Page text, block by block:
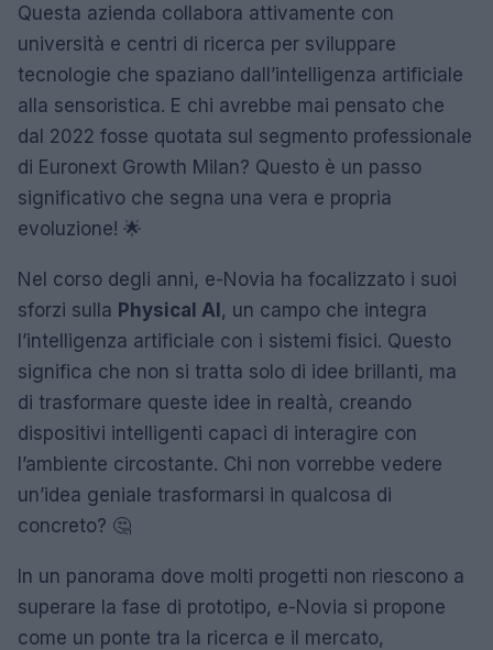
Questa azienda collabora attivamente con
università e centri di ricerca per sviluppare
tecnologie che spaziano dall’intelligenza artificiale
alla sensoristica. E chi avrebbe mai pensato che
dal 2022 fosse quotata sul segmento professionale
di Euronext Growth Milan? Questo è un passo
significativo che segna una vera e propria
evoluzione! 🌟
Nel corso degli anni, e-Novia ha focalizzato i suoi
sforzi sulla Physical AI, un campo che integra
l’intelligenza artificiale con i sistemi fisici. Questo
significa che non si tratta solo di idee brillanti, ma
di trasformare queste idee in realtà, creando
dispositivi intelligenti capaci di interagire con
l’ambiente circostante. Chi non vorrebbe vedere
un’idea geniale trasformarsi in qualcosa di
concreto? 🤔
In un panorama dove molti progetti non riescono a
superare la fase di prototipo, e-Novia si propone
come un ponte tra la ricerca e il mercato,